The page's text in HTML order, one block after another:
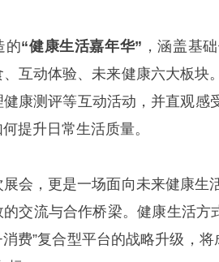
的“健康生活嘉年华” ，涵盖基
、互动体验、未来健康六大板块
康测评等互动活动，并直观感
提升日常生活质量。
会，更是一场面向未来健康生
交流与合作桥梁。健康生活方
消费”复合型平台的战略升级，